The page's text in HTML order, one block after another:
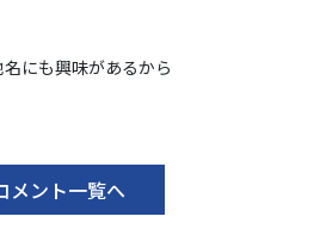
にも興味があるから
メント一覧へ